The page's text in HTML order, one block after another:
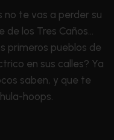
no te vas a perder su
los Tres Caños…
primeros pueblos de
en sus calles? Ya
saben, y que te
hoops.